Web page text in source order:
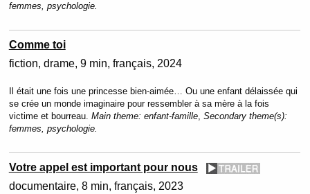
femmes, psychologie.
Comme toi
fiction drame 9 min français 2024
Il était une fois une princesse bien-aimée… Ou une enfant délaissée qui
se crée un monde imaginaire pour ressembler à sa mère à la fois
victime et bourreau. Main theme: enfant-famille, Secondary theme(s):
femmes, psychologie.
Votre appel est important pour nous
documentaire 8 min français 2023